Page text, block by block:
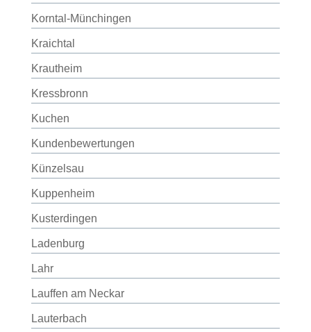
Korntal-Münchingen
Kraichtal
Krautheim
Kressbronn
Kuchen
Kundenbewertungen
Künzelsau
Kuppenheim
Kusterdingen
Ladenburg
Lahr
Lauffen am Neckar
Lauterbach